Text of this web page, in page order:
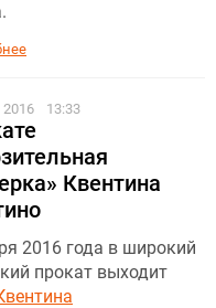
2016 13:33
Квентина
2016 года в широкий
прокат выходит